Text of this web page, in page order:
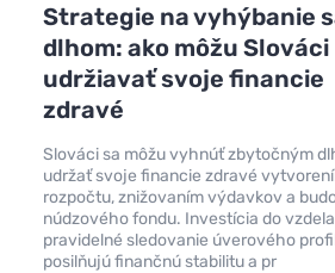
Strategie na vyhýbanie
dlhom: ako môžu Slováci
udržiavať svoje financie
zdravé
Slováci sa môžu vyhnúť zbytočným
udržať svoje financie zdravé
rozpočtu, znižovaním výdavkov a
núdzového fondu. Investícia do
pravidelné sledovanie úverového
posilňujú finančnú stabilitu a pr